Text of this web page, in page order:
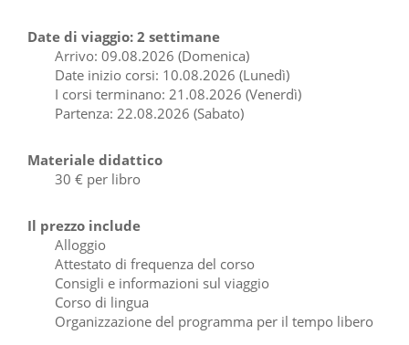
Date di viaggio: 2 settimane
Arrivo: 09.08.2026 (Domenica)
Date inizio corsi: 10.08.2026 (Lunedì)
I corsi terminano: 21.08.2026 (Venerdì)
Partenza: 22.08.2026 (Sabato)
Materiale didattico
30 € per libro
Il prezzo include
Alloggio
Attestato di frequenza del corso
Consigli e informazioni sul viaggio
Corso di lingua
Organizzazione del programma per il tempo libero